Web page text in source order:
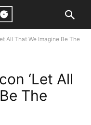
All That We Imagine Be The
‘Let All
The